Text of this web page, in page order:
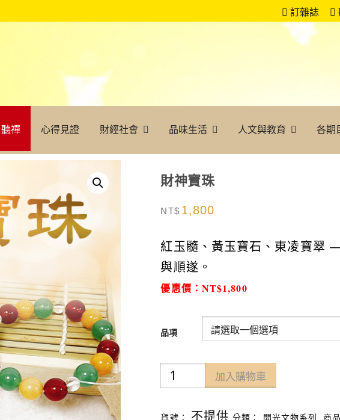
訂雜誌
聽禪 心得見證 財經社會 品味生活 人文與教育 各期
財神寶珠
NT$ 1,800
紅玉髓、黃玉寶石、東凌寶翠
與順遂。
優惠價：NT$1,800
品項
財
神
寶
加入購物車
貨號： 不提供 分類： 開光文物系列 ,商